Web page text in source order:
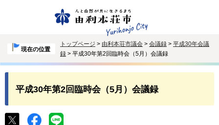
現在の位置
トップページ > 由利本荘市議会 > 会議録 > 平成30年会議
録 > 平成30年第2回臨時会（5月）会議録
平成30年第2回臨時会（5月）会議録